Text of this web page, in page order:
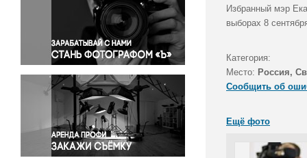
Политика
Правосудие
Происшествия и конфликты
Религия
Светская жизнь
Спорт
Экология
Экономика и бизнес
Избранный мэр
выборах 8
Категория:
Место: Россия,
Сообщить об
Ещё фото